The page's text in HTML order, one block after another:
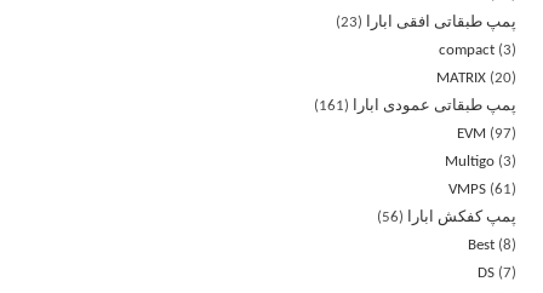
پمپ طبقاتی افقی ابارا
23
compact 3
MATRIX 20
پمپ طبقاتی عمودی ابارا
161
EVM
97
Multigo 3
VMPS 61
پمپ کفکش ابارا
56
Best 8
DS 7